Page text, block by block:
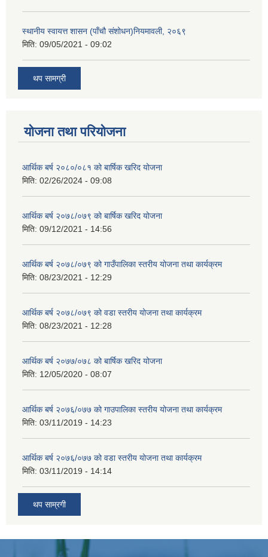
स्थानीय स्वायत्त शासन (पाँचौ संशोधन)नियमावली, २०६९
मिति: 09/05/2021 - 09:02
थप सामग्री
योजना तथा परियोजना
आर्थिक बर्ष २०८०/०८१ को बार्षिक खरिद योजना
मिति: 02/26/2024 - 09:08
आर्थिक बर्ष २०७८/०७९ को बार्षिक खरिद योजना
मिति: 09/12/2021 - 14:56
आर्थिक बर्ष २०७८/०७९ को गाउँपालिका स्तरीय योजना तथा कार्यक्रम
मिति: 08/23/2021 - 12:29
आर्थिक बर्ष २०७८/०७९ को वडा स्तरीय योजना तथा कार्यक्रम
मिति: 08/23/2021 - 12:28
आर्थिक बर्ष २०७७/०७८ को बार्षिक खरिद योजना
मिति: 12/05/2020 - 08:07
आर्थिक बर्ष २०७६/०७७ को गाउपालिका स्तरीय योजना तथा कार्यक्रम
मिति: 03/11/2019 - 14:23
आर्थिक बर्ष २०७६/०७७ को वडा स्तरीय योजना तथा कार्यक्रम
मिति: 03/11/2019 - 14:14
थप साम्रगी